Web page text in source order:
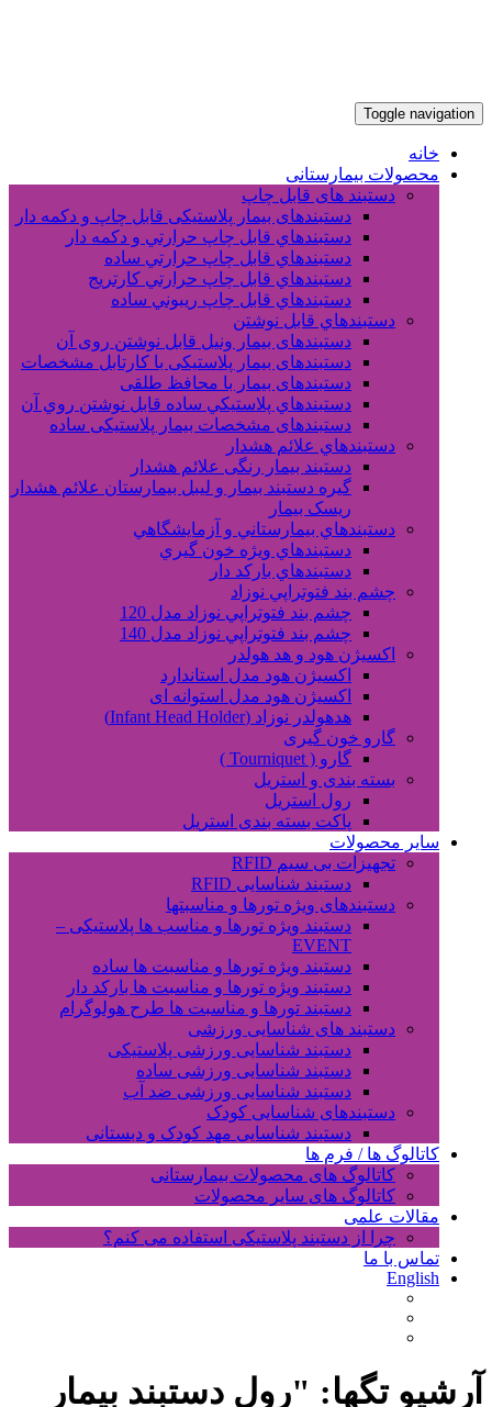
Toggle navigation
خانه
محصولات بیمارستانی
دستبند های قابل چاپ
دستبندهای بیمار پلاستیکی قابل چاپ و دکمه دار
دستبندهاي قابل چاپ حرارتي و دکمه دار
دستبندهاي قابل چاپ حرارتي ساده
دستبندهاي قابل چاپ حرارتي کارتريج
دستبندهاي قابل چاپ ريبوني ساده
دستبندهاي قابل نوشتن
دستبندهای بیمار ونیل قابل نوشتن روی آن
دستبندهای بیمار پلاستیکی با کارتابل مشخصات
دستبندهای بیمار با محافظ طلقی
دستبندهاي پلاستيکي ساده قابل نوشتن روي آن
دستبندهای مشخصات بیمار پلاستیکی ساده
دستبندهاي علائم هشدار
دستبند بیمار رنگی علائم هشدار
گیره دستبند بیمار و لیبل بیمارستان علائم هشدار
ریسک بیمار
دستبندهاي بيمارستاني و آزمايشگاهي
دستبندهاي ويژه خون گيري
دستبندهاي بارکد دار
چشم بند فتوتراپي نوزاد
چشم بند فتوتراپي نوزاد مدل 120
چشم بند فتوتراپي نوزاد مدل 140
اکسیژن هود و هد هولدر
اکسیژن هود مدل استاندارد
اکسیژن هود مدل استوانه ای
هدهولدر نوزاد (Infant Head Holder)
گارو خون گیری
گارو ( Tourniquet )
بسته بندی و استریل
رول استریل
پاکت بسته بندی استریل
سایر محصولات
تجهیزات بی سیم RFID
دستبند شناسایی RFID
دستبندهای ویژه تورها و مناسبتها
دستبند ویژه تورها و مناسب ها پلاستیکی –
EVENT
دستبند ویژه تورها و مناسبت ها ساده
دستبند ویژه تورها و مناسبت ها بارکد دار
دستبند تورها و مناسبت ها طرح هولوگرام
دستبند های شناسایی ورزشی
دستبند شناسایی ورزشی پلاستیکی
دستبند شناسایی ورزشی ساده
دستبند شناسایی ورزشی ضد آب
دستبندهای شناسایی کودک
دستبند شناسایی مهد کودک و دبستانی
کاتالوگ ها / فرم ها
کاتالوگ های محصولات بیمارستانی
کاتالوگ های سایر محصولات
مقالات علمی
چرا از دستبند پلاستیکی استفاده می کنم؟
تماس با ما
English
آرشیو تگها: "رول دستبند بیمار